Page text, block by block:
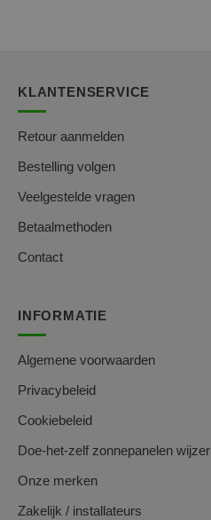
KLANTENSERVICE
Retour aanmelden
Bestelling volgen
Veelgestelde vragen
Betaalmethoden
Contact
INFORMATIE
Algemene voorwaarden
Privacybeleid
Cookiebeleid
Doe-het-zelf zonnepanelen wijzer
Onze merken
Zakelijk / installateurs